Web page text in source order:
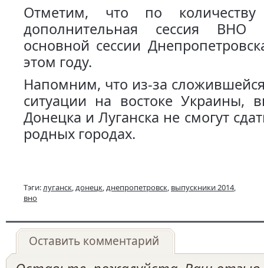
Отметим, что по количеству
дополнительная сессия ВНО
основной сессии
этом году.
Напомним, что из-за
ситуации на востоке Украины,
Донецка и Луганска не смогут
родных городах.
Тэги:луганск,донецк,днепропетровск, выпускники 2014,
вно
Оставить комментарий